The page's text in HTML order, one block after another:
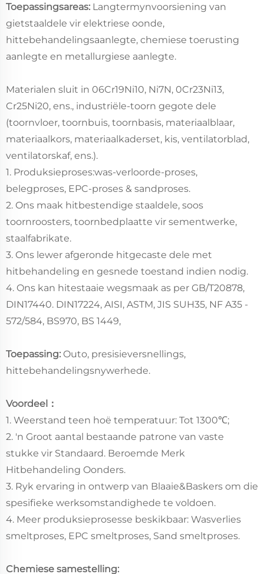
Toepassingsareas: Langtermynvoorsiening van
gietstaaldele vir elektriese oonde,
hittebehandelingsaanlegte, chemiese toerusting
aanlegte en metallurgiese aanlegte.
Materialen sluit in 06Cr19Ni10, Ni7N, 0Cr23Ni13,
Cr25Ni20, ens., industriële-toorn gegote dele
(toornvloer, toornbuis, toornbasis, materiaalblaar,
materiaalkors, materiaalkaderset, kis, ventilatorblad,
ventilatorskaf, ens.).
1. Produksieproses:was-verloorde-proses,
belegproses, EPC-proses & sandproses.
2. Ons maak hitbestendige staaldele, soos
toornroosters, toornbedplaatte vir sementwerke,
staalfabrikate.
3. Ons lewer afgeronde hitgecaste dele met
hitbehandeling en gesnede toestand indien nodig.
4. Ons kan hitestaaie wegsmaak as per GB/T20878,
DIN17440. DIN17224, AISI, ASTM, JIS SUH35, NF A35 -
572/584, BS970, BS 1449,
Toepassing: Outo, presisieversnellings,
hittebehandelingsnywerhede.
Voordeel：
1. Weerstand teen hoë temperatuur: Tot 1300℃;
2. 'n Groot aantal bestaande patrone van vaste
stukke vir Standaard. Beroemde Merk
Hitbehandeling Oonders.
3. Ryk ervaring in ontwerp van Blaaie&Baskers om die
spesifieke werksomstandighede te voldoen.
4. Meer produksieprosesse beskikbaar: Wasverlies
smeltproses, EPC smeltproses, Sand smeltproses.
Chemiese samestelling: